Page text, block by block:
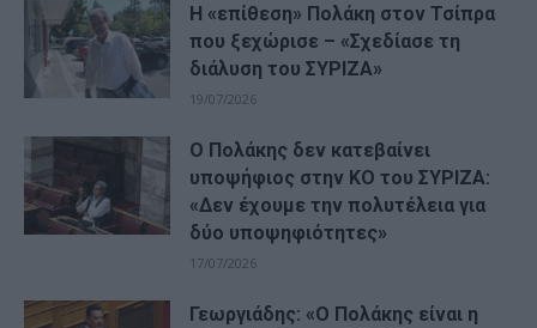
Η «επίθεση» Πολάκη στον Τσίπρα
που ξεχώρισε – «Σχεδίασε τη
διάλυση του ΣΥΡΙΖΑ»
19/07/2026
Ο Πολάκης δεν κατεβαίνει
υποψήφιος στην ΚΟ του ΣΥΡΙΖΑ:
«Δεν έχουμε την πολυτέλεια για
δύο υποψηφιότητες»
17/07/2026
Γεωργιάδης: «Ο Πολάκης είναι η